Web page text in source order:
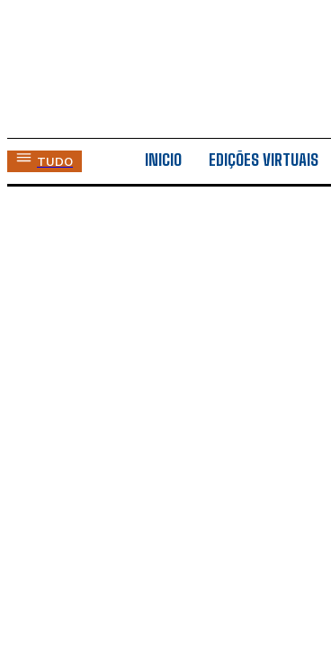
TUDO INICIO EDIÇÕES VIRTUAIS